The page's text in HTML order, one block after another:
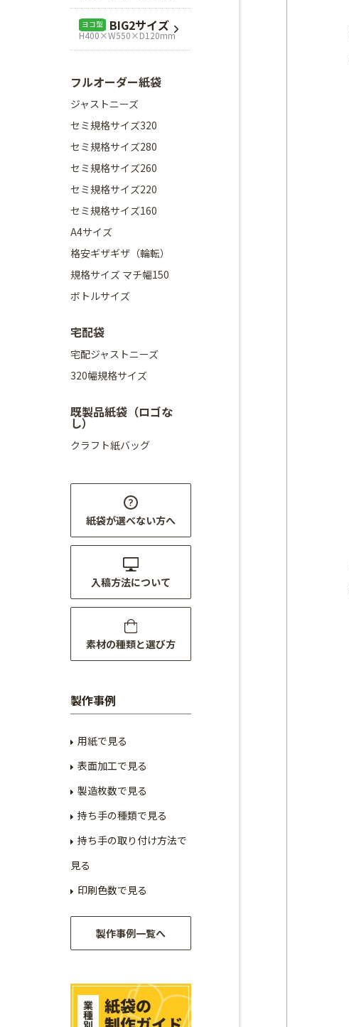
ヨコ型 BIG2サイズ
H400×W550×D120mm
フルオーダー紙袋
ジャストニーズ
セミ規格サイズ320
セミ規格サイズ280
セミ規格サイズ260
セミ規格サイズ220
セミ規格サイズ160
A4サイズ
格安ギザギザ（輪転）
規格サイズ マチ幅150
ボトルサイズ
宅配袋
宅配ジャストニーズ
320幅規格サイズ
既製品紙袋（ロゴな
し）
クラフト紙バッグ
紙袋が選べない方へ
入稿方法について
素材の種類と選び方
製作事例
用紙で見る
表面加工で見る
製造枚数で見る
持ち手の種類で見る
持ち手の取り付け方法で
見る
印刷色数で見る
製作事例一覧へ